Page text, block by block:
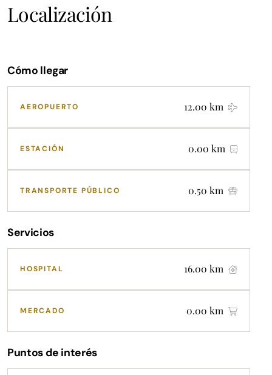
Localización
Cómo llegar
AEROPUERTO 12.00 km
ESTACIÓN 0.00 km
TRANSPORTE PÚBLICO 0.50 km
Servicios
HOSPITAL 16.00 km
MERCADO 0.00 km
Puntos de interés